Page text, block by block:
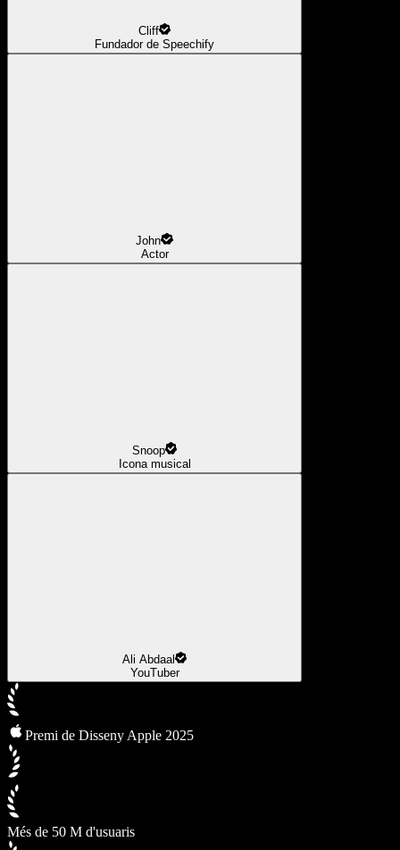
Cliff
Fundador de Speechify
John
Actor
Snoop
Icona musical
Ali Abdaal
YouTuber
Premi de Disseny Apple 2025
Més de 50 M d'usuaris